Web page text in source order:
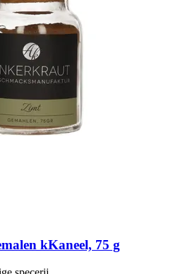
kKaneel, 75 g